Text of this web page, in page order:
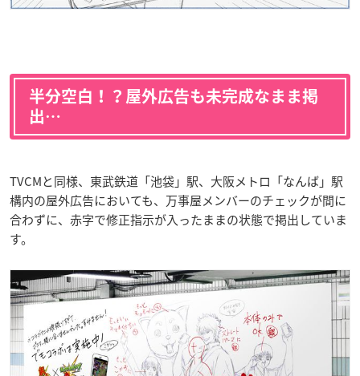
半分空白！？屋外広告も未完成なまま掲
出…
TVCMと同様、東武鉄道「池袋」駅、大阪メトロ「なんば」駅
構内の屋外広告においても、万事屋メンバーのチェックが間に
合わずに、赤字で修正指示が入ったままの状態で掲出していま
す。